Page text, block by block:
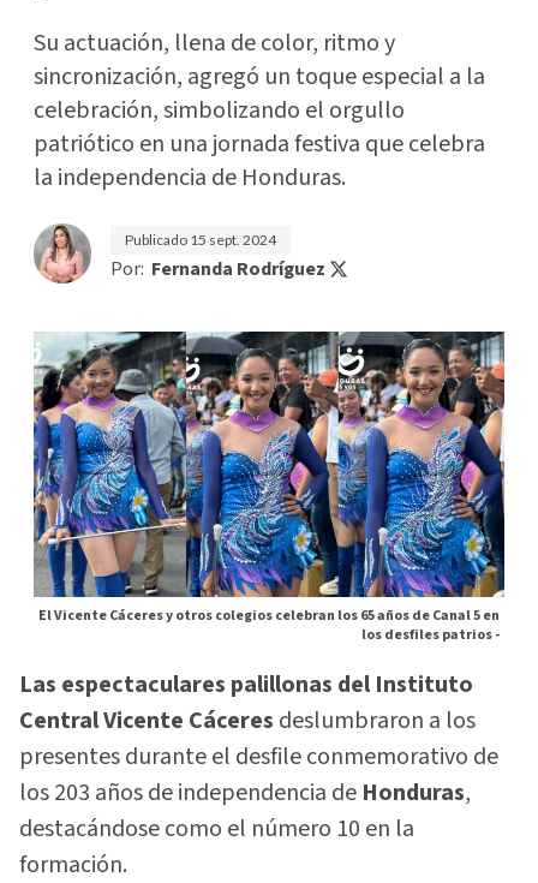
Su actuación, llena de color, ritmo y
sincronización, agregó un toque especial a la
celebración, simbolizando el orgullo
patriótico en una jornada festiva que celebra
la independencia de Honduras.
Publicado 15 sept. 2024
Por: Fernanda Rodríguez
El Vicente Cáceres y otros colegios celebran los 65 años de Canal 5 en
los desfiles patrios -
Las espectaculares palillonas del Instituto
Central Vicente Cáceres deslumbraron a los
presentes durante el desfile conmemorativo de
los 203 años de independencia de Honduras,
destacándose como el número 10 en la
formación.